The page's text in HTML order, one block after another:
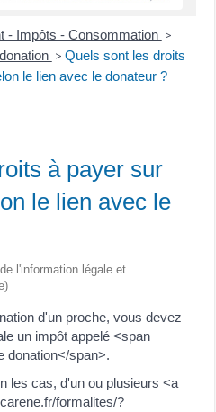
- Impôts - Consommation >
> Quels sont les droits
le lien avec le donateur ?
à payer sur
le lien avec le
l'information légale et
d'un proche, vous devez
un impôt appelé <span
donation</span>.
les cas, d'un ou plusieurs <a
formalites/?